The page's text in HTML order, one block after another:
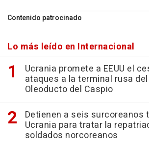
Contenido patrocinado
Lo más leído en Internacional
Ucrania promete a EEUU el
ataques a la terminal rusa
Oleoducto del Caspio
Detienen a seis surcoreanos
Ucrania para tratar la
soldados norcoreanos